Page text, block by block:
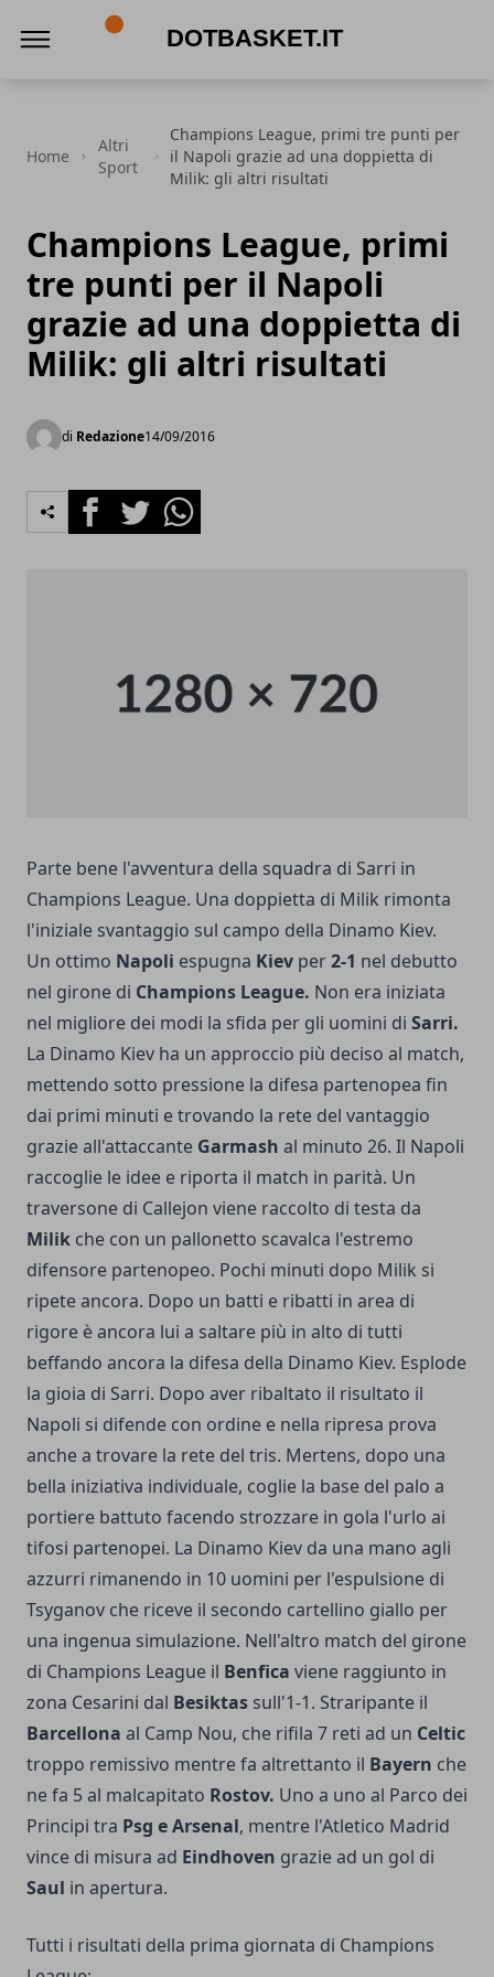
Home
Altri
Sport
Champions League, primi tre punti per
il Napoli grazie ad una doppietta di
Milik: gli altri risultati
Champions League, primi
tre punti per il Napoli
grazie ad una doppietta di
Milik: gli altri risultati
di Redazione14/09/2016
FacebookTwitterWhatsapp
Parte bene l'avventura della squadra di Sarri in
Champions League. Una doppietta di Milik rimonta
l'iniziale svantaggio sul campo della Dinamo Kiev.
Un ottimo Napoli espugna Kiev per2-1 nel debutto
nel girone di Champions League. Non era iniziata
nel migliore dei modi la sfida per gli uomini di Sarri.
La Dinamo Kiev ha un approccio più deciso al match,
mettendo sotto pressione la difesa partenopea fin
dai primi minuti e trovando la rete del vantaggio
grazie all'attaccante Garmash al minuto 26. Il Napoli
raccoglie le idee e riporta il match in parità. Un
traversone di Callejon viene raccolto di testa da
Milik che con un pallonetto scavalca l'estremo
difensore partenopeo. Pochi minuti dopo Milik si
ripete ancora. Dopo un batti e ribatti in area di
rigore è ancora lui a saltare più in alto di tutti
beffando ancora la difesa della Dinamo Kiev. Esplode
la gioia di Sarri. Dopo aver ribaltato il risultato il
Napoli si difende con ordine e nella ripresa prova
anche a trovare la rete del tris. Mertens, dopo una
bella iniziativa individuale, coglie la base del palo a
portiere battuto facendo strozzare in gola l'urlo ai
tifosi partenopei. La Dinamo Kiev da una mano agli
azzurri rimanendo in 10 uomini per l'espulsione di
Tsyganov che riceve il secondo cartellino giallo per
una ingenua simulazione. Nell'altro match del girone
di Champions League il Benfica viene raggiunto in
zona Cesarini dal Besiktas sull'1-1. Straripante il
Barcellona al Camp Nou, che rifila 7 reti ad un Celtic
troppo remissivo mentre fa altrettanto il Bayern che
ne fa 5 al malcapitato Rostov. Uno a uno al Parco dei
Principi tra Psg e Arsenal, mentre l'Atletico Madrid
vince di misura ad Eindhoven grazie ad un gol di
Saul in apertura.
Tutti i risultati della prima giornata di Champions